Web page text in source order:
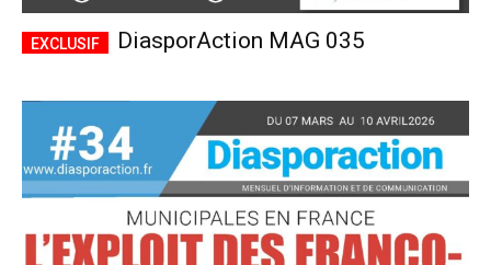
DiasporAction MAG 035